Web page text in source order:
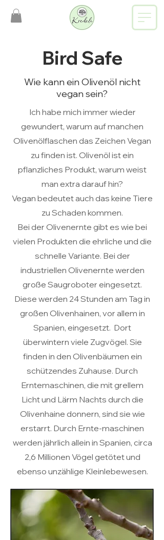
Bird Safe
Wie kann ein Olivenöl nicht
vegan sein?
Ich habe mich immer wieder
gewundert, warum auf manchen
Olivenölflaschen das Zeichen Vegan
zu finden ist. Olivenöl ist ein
pflanzliches Produkt, warum weist
man extra darauf hin?
Vegan bedeutet auch das keine Tiere
zu Schaden kommen.
Bei der Olivenernte gibt es wie bei
vielen Produkten die ehrliche und die
schnelle Variante. Bei der
industriellen Olivenernte werden
große Saugroboter eingesetzt.
Diese werden 24 Stunden am Tag in
großen Olivenhainen, vor allem in
Spanien, eingesetzt. Dort
überwintern viele Zugvögel. Sie
finden in den Olivenbäumen ein
schützendes Zuhause. Durch
Erntemaschinen, die mit grellem
Licht und Lärm Nachts durch die
Olivenhaine donnern, sind sie wie
erstarrt. Durch Ernte-maschinen
werden jährlich allein in Spanien, circa
2,6 Millionen Vögel getötet und
ebenso unzählige Kleinlebewesen.